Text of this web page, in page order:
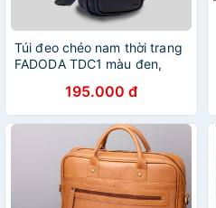
Túi đeo chéo nam thời trang
FADODA TDC1 màu đen,
FBAC01, YBAC1, YBAC2,
BALC26,BA416,D267,
BALC25
195.000 đ